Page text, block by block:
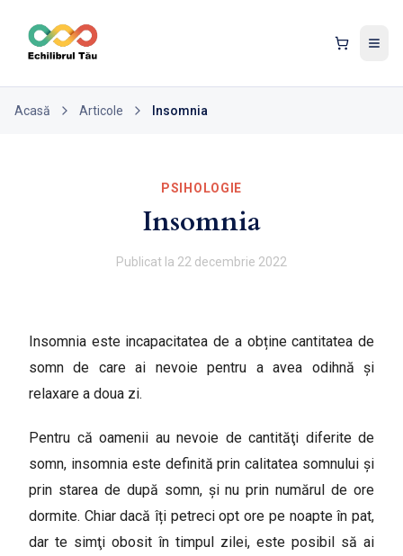
Acasă Articole Insomnia
PSIHOLOGIE
Insomnia
Publicat la 22 decembrie 2022
Insomnia este incapacitatea de a obține cantitatea de
somn de care ai nevoie pentru a avea odihnă şi
relaxare a doua zi.
Pentru că oamenii au nevoie de cantităţi diferite de
somn, insomnia este definită prin calitatea somnului și
prin starea de după somn, şi nu prin numărul de ore
dormite. Chiar dacă îți petreci opt ore pe noapte în pat,
dar te simţi obosit în timpul zilei, este posibil să ai